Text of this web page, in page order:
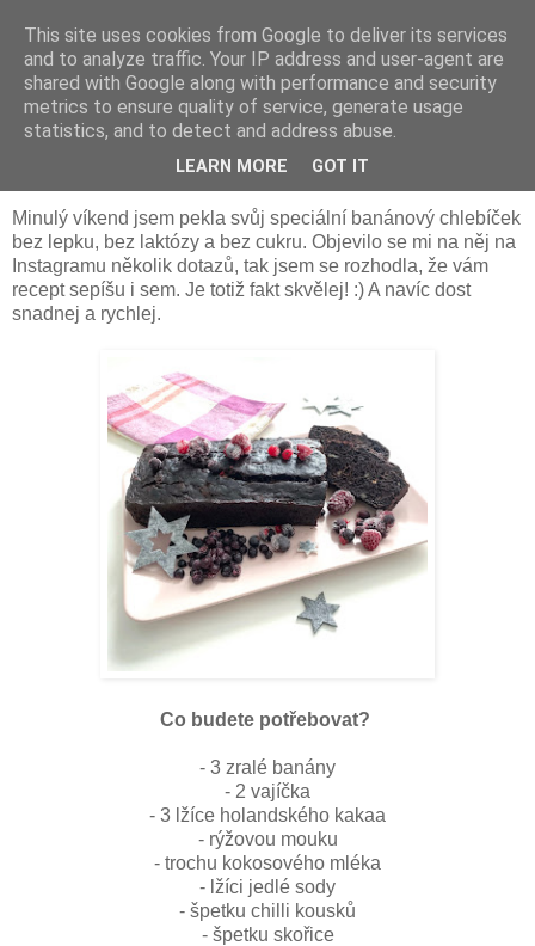
Something Sometimes
sobota 2. února 2019
Banánový chlebíček s horkým ovocem
Minulý víkend jsem pekla svůj speciální banánový chlebíček
bez lepku, bez laktózy a bez cukru. Objevilo se mi na něj na
Instagramu několik dotazů, tak jsem se rozhodla, že vám
recept sepíšu i sem. Je totiž fakt skvělej! :) A navíc dost
snadnej a rychlej.
Co budete potřebovat?
- 3 zralé banány
- 2 vajíčka
- 3 lžíce holandského kakaa
- rýžovou mouku
- trochu kokosového mléka
- lžíci jedlé sody
- špetku chilli kousků
- špetku skořice
This site uses cookies from Google to deliver its services
and to analyze traffic. Your IP address and user-agent are
shared with Google along with performance and security
metrics to ensure quality of service, generate usage
statistics, and to detect and address abuse.
LEARN MORE GOT IT